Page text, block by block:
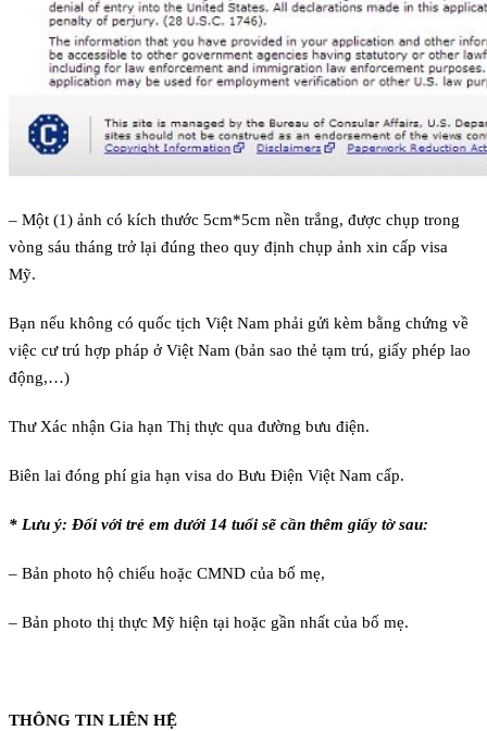
– Một (1) ảnh có kích thước 5cm*5cm nền trắng, được chụp trong
vòng sáu tháng trở lại đúng theo quy định chụp ảnh xin cấp visa
Mỹ.
Bạn nếu không có quốc tịch Việt Nam phải gửi kèm bằng chứng về
việc cư trú hợp pháp ở Việt Nam (bản sao thẻ tạm trú, giấy phép lao
động,…)
Thư Xác nhận Gia hạn Thị thực qua đường bưu điện.
Biên lai đóng phí gia hạn visa do Bưu Điện Việt Nam cấp.
* Lưu ý: Đối với trẻ em dưới 14 tuổi sẽ cần thêm giấy tờ sau:
– Bản photo hộ chiếu hoặc CMND của bố mẹ,
– Bản photo thị thực Mỹ hiện tại hoặc gần nhất của bố mẹ.
THÔNG TIN LIÊN HỆ